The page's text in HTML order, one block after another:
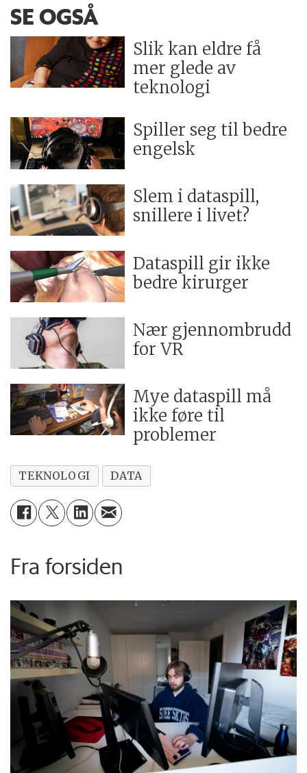
SE OGSÅ
Slik kan eldre få
mer glede av
teknologi
Spiller seg til bedre
engelsk
Slem i dataspill,
snillere i livet?
Dataspill gir ikke
bedre kirurger
Nær gjennombrudd
for VR
Mye dataspill må
ikke føre til
problemer
TEKNOLOGI DATA
Fra forsiden